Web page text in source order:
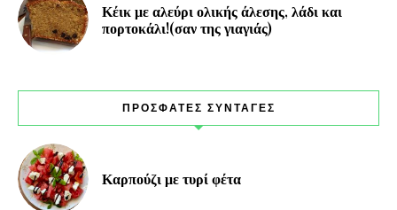
Κέικ με αλεύρι ολικής άλεσης, λάδι και
πορτοκάλι!(σαν της γιαγιάς)
ΠΡΟΣΦΑΤΕΣ ΣΥΝΤΑΓΕΣ
Καρπούζι με τυρί φέτα